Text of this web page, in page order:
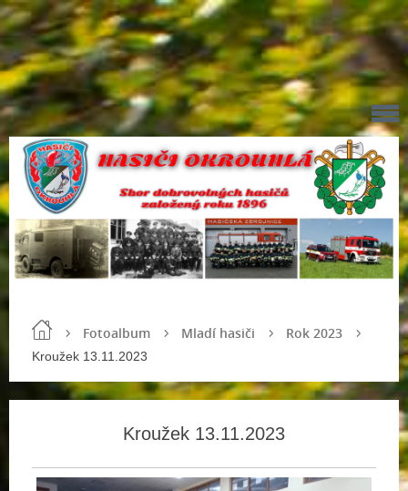
Fotoalbum Mladí hasiči Rok 2023
Kroužek 13.11.2023
Kroužek 13.11.2023